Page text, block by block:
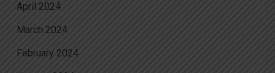
April 2024
March 2024
February 2024